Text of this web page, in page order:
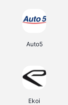
Auto5
Ekoi